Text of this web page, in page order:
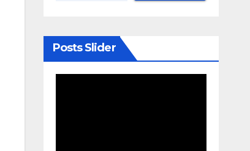
Posts Slider